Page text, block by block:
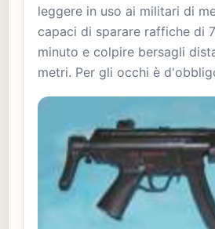
leggere in uso ai militari di
capaci di sparare raffiche di
minuto e colpire bersagli
metri. Per gli occhi è